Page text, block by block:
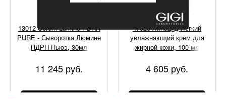
13012 Serum Lumine PDRN
PURE - Сыворотка Люмине
ПДРН Пьюэ, 30мл
11 245 руб.
47028 Липацид Легкий
увлажняющий крем для
жирной кожи, 100 мл
4 605 руб.